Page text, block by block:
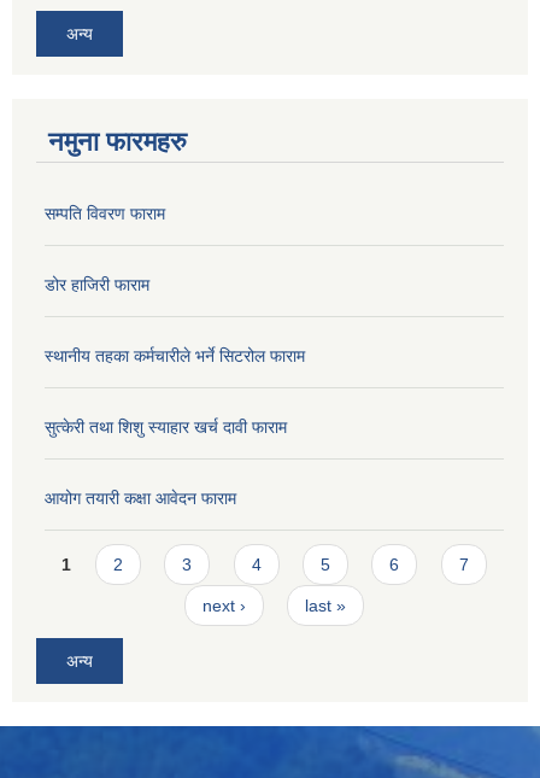
अन्य
नमुना फारमहरु
सम्पति विवरण फाराम
डोर हाजिरी फाराम
स्थानीय तहका कर्मचारीले भर्ने सिटरोल फाराम
सुत्केरी तथा शिशु स्याहार खर्च दावी फाराम
आयोग तयारी कक्षा आवेदन फाराम
Pages
1 2 3 4 5 6 7
next › last »
अन्य